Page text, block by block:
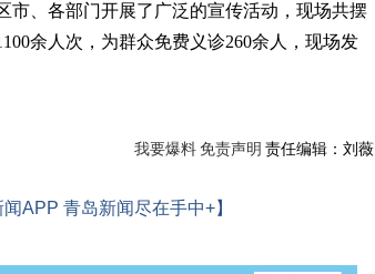
市、各部门开展了广泛的宣传活动，现场共摆
余人次，为群众免费义诊260余人，现场发
我要爆料免责声明 责任编辑：刘薇
APP 青岛新闻尽在手中+】